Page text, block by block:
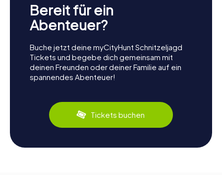
Bereit für ein
Abenteuer?
Buche jetzt deine myCityHunt Schnitzeljagd
Tickets und begebe dich gemeinsam mit
deinen Freunden oder deiner Familie auf ein
spannendes Abenteuer!
Tickets buchen